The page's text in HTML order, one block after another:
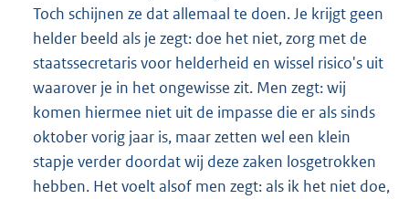
Toch schijnen ze dat allemaal te doen. Je krijgt geen
helder beeld als je zegt: doe het niet, zorg met de
staatssecretaris voor helderheid en wissel risico's uit
waarover je in het ongewisse zit. Men zegt: wij
komen hiermee niet uit de impasse die er als sinds
oktober vorig jaar is, maar zetten wel een klein
stapje verder doordat wij deze zaken losgetrokken
hebben. Het voelt alsof men zegt: als ik het niet doe,